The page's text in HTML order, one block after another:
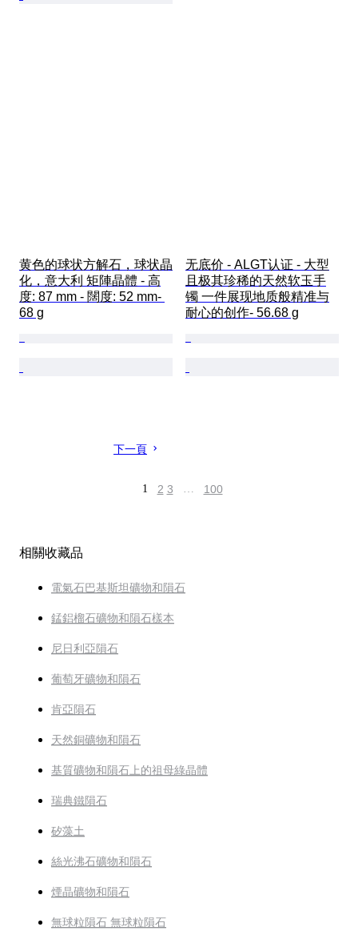
黄色的球状方解石，球状晶
化，意大利 矩陣晶體 - 高
度: 87 mm - 闊度: 52 mm-
68 g
无底价 - ALGT认证 - 大型
且极其珍稀的天然软玉手
镯 一件展现地质般精准与
耐心的创作- 56.68 g
下一頁
1 2 3 … 100
相關收藏品
電氣石巴基斯坦礦物和隕石
錳鋁榴石礦物和隕石樣本
尼日利亞隕石
葡萄牙礦物和隕石
肯亞隕石
天然銅礦物和隕石
基質礦物和隕石上的祖母綠晶體
瑞典鐵隕石
矽藻土
絲光沸石礦物和隕石
煙晶礦物和隕石
無球粒隕石 無球粒隕石